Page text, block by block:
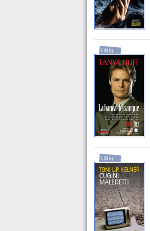
LIBRI
LIBRI